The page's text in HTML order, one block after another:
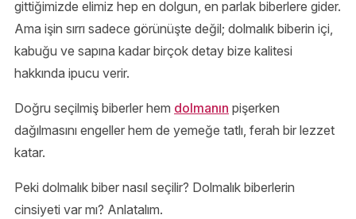
gittiğimizde elimiz hep en dolgun, en parlak biberlere gider.
Ama işin sırrı sadece görünüşte değil; dolmalık biberin içi,
kabuğu ve sapına kadar birçok detay bize kalitesi
hakkında ipucu verir.
Doğru seçilmiş biberler hem dolmanın pişerken
dağılmasını engeller hem de yemeğe tatlı, ferah bir lezzet
katar.
Peki dolmalık biber nasıl seçilir? Dolmalık biberlerin
cinsiyeti var mı? Anlatalım.